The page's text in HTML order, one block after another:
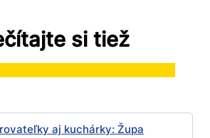
si tiež
aj kuchárky: Župa